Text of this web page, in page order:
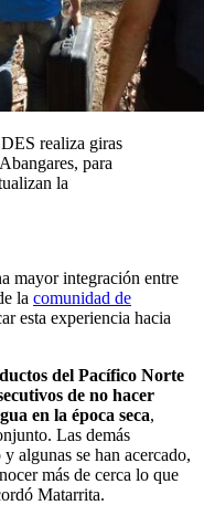
realiza giras
para
la
mayor integración entre
la comunidad de
esta experiencia hacia
del Pacífico Norte
de no hacer
en la época seca,
Las demás
algunas se han acercado,
más de cerca lo que
Matarrita.